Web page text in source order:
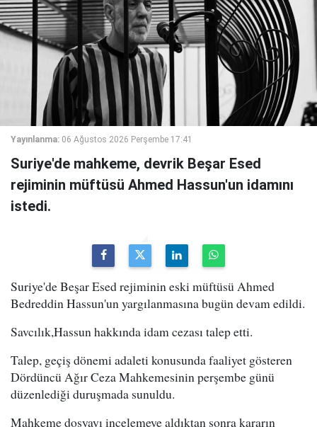
Yayınlanma: 06 Ağustos 2026 Perşembe 17:41
Suriye'de mahkeme, devrik Beşar Esed
rejiminin müftüsü Ahmed Hassun'un idamını
istedi.
Suriye'de Beşar Esed rejiminin eski müftüsü Ahmed
Bedreddin Hassun'un yargılanmasına bugün devam edildi.
Savcılık,Hassun hakkında idam cezası talep etti.
Talep, geçiş dönemi adaleti konusunda faaliyet gösteren
Dördüncü Ağır Ceza Mahkemesinin perşembe günü
düzenlediği duruşmada sunuldu.
Mahkeme dosyayı incelemeye aldıktan sonra kararın